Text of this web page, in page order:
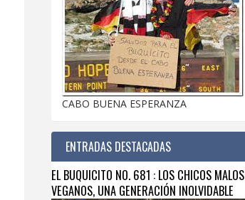
CABO BUENA ESPERANZA
ENTRADAS DESTACADAS
EL BUQUICITO NO. 681 : LOS CHICOS MALOS
VEGANOS, UNA GENERACIÓN INOLVIDABLE